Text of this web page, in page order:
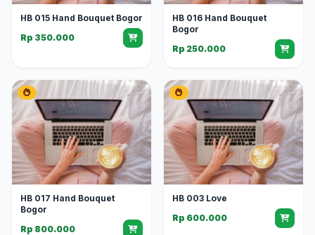
HB 015 Hand Bouquet Bogor
Rp 350.000
HB 016 Hand Bouquet
Bogor
Rp 250.000
HB 017 Hand Bouquet
Bogor
Rp 800.000
HB 003 Love
Rp 600.000